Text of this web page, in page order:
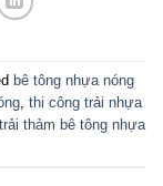
bê tông nhựa nóng
thi công trải nhựa
trải thảm bê tông nhựa